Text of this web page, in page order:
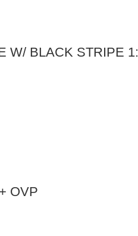
W/ BLACK STRIPE
OVP